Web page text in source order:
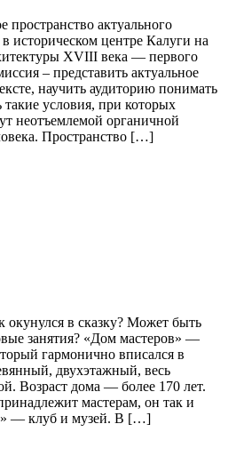
актуального
историческом центре Калуги на
XVIII века — первого
– представить актуальное
научить аудиторию понимать
условия, при которых
неотъемлемой органичной
Пространство […]
окунулся в сказку? Может быть
занятия? «Дом мастеров» —
гармонично вписался в
двухэтажный, весь
Возраст дома — более 170 лет.
мастерам, он так и
— клуб и музей. В […]